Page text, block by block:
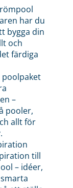
har du
bygga din
och
färdiga
–
pooler,
allt för
till
– idéer,